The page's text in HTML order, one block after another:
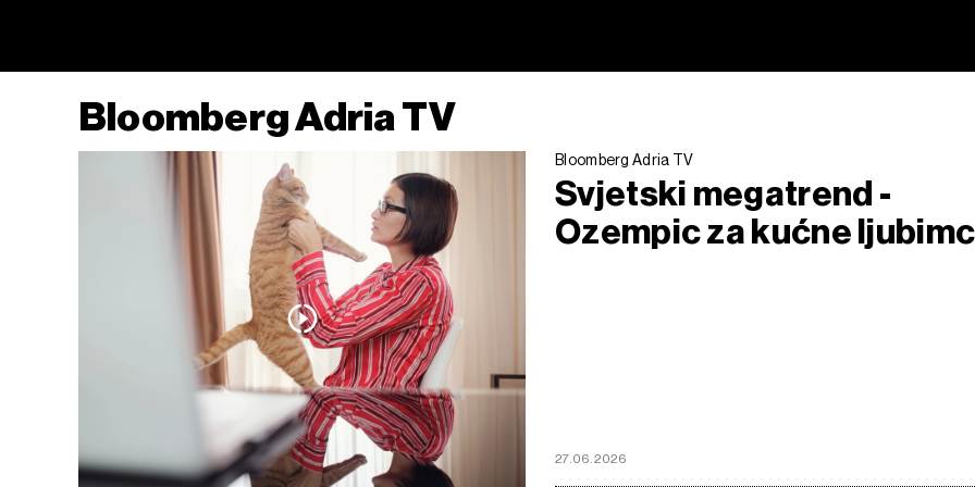
Bloomberg Adria TV
Bloomberg Adria TV
Svjetski megatrend -
Ozempic za kućne
27.06.2026